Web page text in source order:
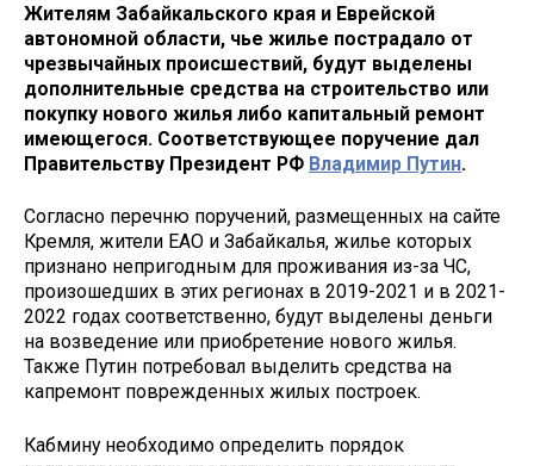
Жителям Забайкальского края и Еврейской
автономной области, чье жилье пострадало от
чрезвычайных происшествий, будут выделены
дополнительные средства на строительство или
покупку нового жилья либо капитальный ремонт
имеющегося. Соответствующее поручение дал
Правительству Президент РФ Владимир Путин.
Согласно перечню поручений, размещенных на сайте
Кремля, жители ЕАО и Забайкалья, жилье которых
признано непригодным для проживания из-за ЧС,
произошедших в этих регионах в 2019-2021 и в 2021-
2022 годах соответственно, будут выделены деньги
на возведение или приобретение нового жилья.
Также Путин потребовал выделить средства на
капремонт поврежденных жилых построек.
Кабмину необходимо определить порядок